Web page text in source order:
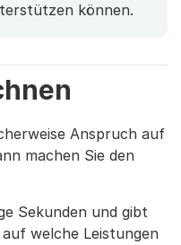
können.
Anspruch auf
machen Sie den
Sekunden und gibt
welche Leistungen